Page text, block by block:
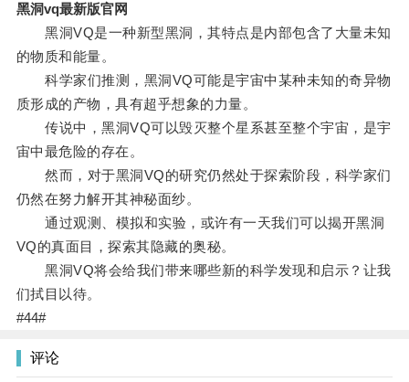
黑洞vq最新版官网
黑洞VQ是一种新型黑洞，其特点是内部包含了大量未知
的物质和能量。
科学家们推测，黑洞VQ可能是宇宙中某种未知的奇异物
质形成的产物，具有超乎想象的力量。
传说中，黑洞VQ可以毁灭整个星系甚至整个宇宙，是宇
宙中最危险的存在。
然而，对于黑洞VQ的研究仍然处于探索阶段，科学家们
仍然在努力解开其神秘面纱。
通过观测、模拟和实验，或许有一天我们可以揭开黑洞
VQ的真面目，探索其隐藏的奥秘。
黑洞VQ将会给我们带来哪些新的科学发现和启示？让我
们拭目以待。
#44#
评论